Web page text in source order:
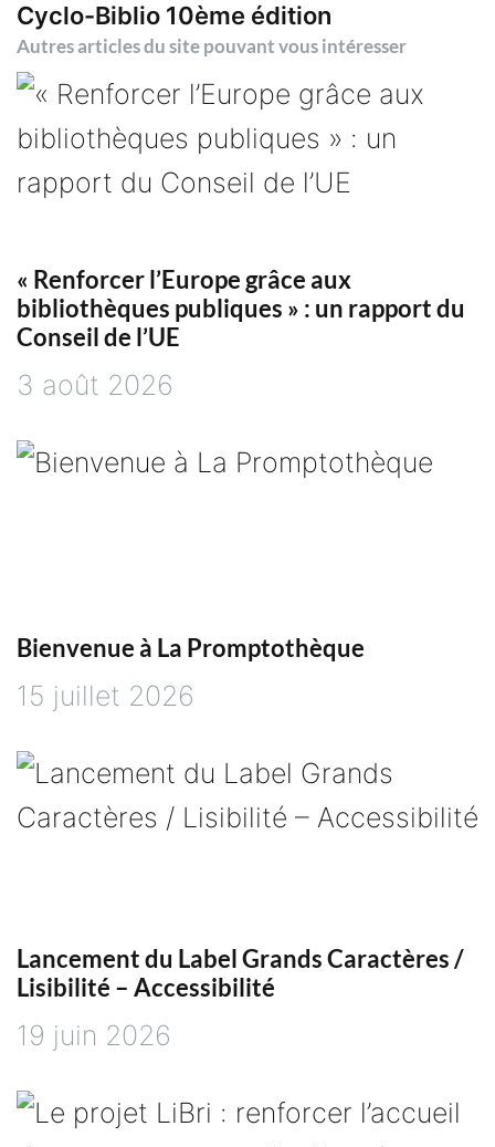
v
i
g
a
i
o
n
’
a
r
t
c
l
Cyclo-Biblio 10ème édition
Autres articles du site pouvant vous intéresser
« Renforcer l’Europe grâce aux
bibliothèques publiques » : un rapport du
Conseil de l’UE
3 août 2026
Bienvenue à La Promptothèque
15 juillet 2026
Lancement du Label Grands Caractères /
Lisibilité – Accessibilité
19 juin 2026